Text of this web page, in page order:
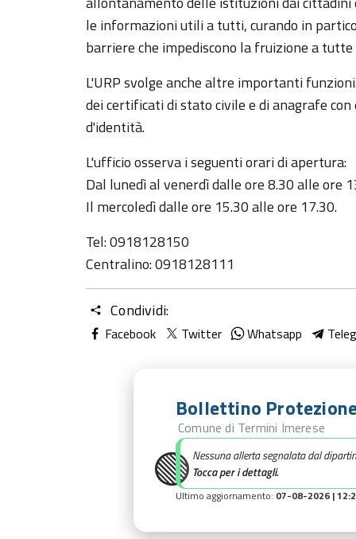
le informazioni utili a tutti, curando in
barriere che impediscono la fruizione a tutte
L'URP svolge anche altre importanti
dei certificati di stato civile e di anagrafe
d'identità.
L'ufficio osserva i seguenti orari di apertura:
Dal lunedì al venerdì dalle ore 8.30 alle ore
Il mercoledì dalle ore 15.30 alle ore 17.30.
Tel: 0918128150
Centralino: 0918128111
Condividi:
Facebook Twitter Whatsapp
🟢
Bollettino
Comune di Termini Imerese
Nessuna allerta segnalata dal
Tocca per i dettagli.
Ultimo aggiornamento: 07-08-2026 |